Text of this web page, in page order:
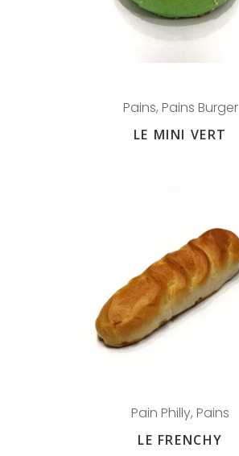
Pains, Pains Burger
LE MINI VERT
Pain Philly, Pains
LE FRENCHY